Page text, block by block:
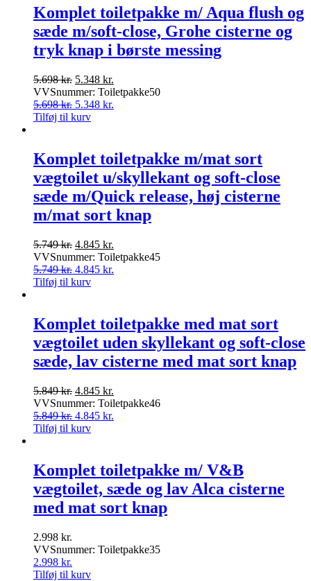
5.719 kr..4.998 kr..
Komplet toiletpakke m/ Aqua flush og
sæde m/soft-close, Grohe cisterne og
tryk knap i børste messing
5.698kr. Den
oprindelige
pris
var:
5.348 kr.
aktuelle
VVSnummer: Toiletpakke50
5.698kr. Den
oprindelige
5.698 kr..
5.348 kr.
5.348 kr..
Tilføj til kurv
Komplet toiletpakke m/mat sort
vægtoilet u/skyllekant og soft-close
sæde m/Quick release, høj cisterne
m/mat sort knap
5.749kr. Den
oprindelige
pris
var:
4.845 kr.
aktuelle
VVSnummer: Toiletpakke45
5.749kr. Den
oprindelige
5.749 kr..
4.845 kr.
4.845 kr..
Tilføj til kurv
Komplet toiletpakke med mat sort
vægtoilet uden skyllekant og soft-close
sæde, lav cisterne med mat sort knap
5.849kr. Den
oprindelige
pris
var:
4.845 kr.
aktuelle
VVSnummer: Toiletpakke46
5.849kr. Den
oprindelige
5.849 kr..
4.845 kr.
4.845 kr..
Tilføj til kurv
Komplet toiletpakke m/ V&B
vægtoilet, sæde og lav Alca cisterne
med mat sort knap
2.998 kr.
VVSnummer: Toiletpakke35
2.998 kr.
Tilføj til kurv